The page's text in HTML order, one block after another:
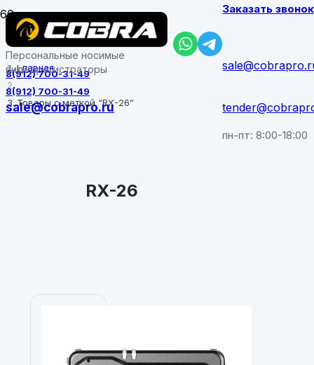
Персональные носимые
видеорегистраторы
Заказать звонок
пн-пт: 8:00-18:00
8(912) 700-31-49
8(912) 700-31-49
sale@cobrapro.ru
Главная
Товары с меткой “RX-26”
RX-26